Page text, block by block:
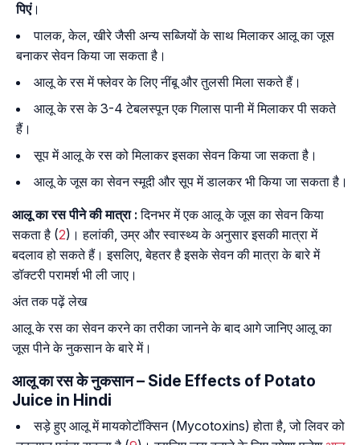
पिएं।
पालक, केल, खीरे जैसी अन्य सब्जियों के साथ मिलाकर आलू का जूस
बनाकर सेवन किया जा सकता है।
आलू के रस में फ्लेवर के लिए नींबू और तुलसी मिला सकते हैं।
आलू के रस के 3-4 टेबलस्पून एक गिलास पानी में मिलाकर पी सकते
हैं।
सूप में आलू के रस को मिलाकर इसका सेवन किया जा सकता है।
आलू के जूस का सेवन स्मूदी और सूप में डालकर भी किया जा सकता है।
आलू का रस पीने की मात्रा : दिनभर में एक आलू के जूस का सेवन किया
सकता है (2)। हलांकी, उम्र और स्वास्थ्य के अनुसार इसकी मात्रा में
बदलाव हो सकते हैं। इसलिए, बेहतर है इसके सेवन की मात्रा के बारे में
डॉक्टरी परामर्श भी ली जाए।
अंत तक पढ़ें लेख
आलू के रस का सेवन करने का तरीका जानने के बाद आगे जानिए आलू का
जूस पीने के नुकसान के बारे में।
आलू का रस के नुकसान – Side Effects of Potato
Juice in Hindi
सड़े हुए आलू में मायकोटॉक्सिन (Mycotoxins) होता है, जो लिवर को